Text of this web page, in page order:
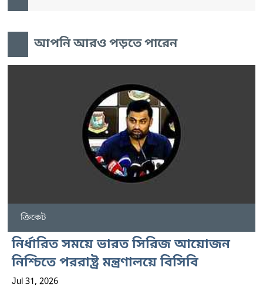
আপনি আরও পড়তে পারেন
ক্রিকেট
নির্ধারিত সময়ে ভারত সিরিজ আয়োজন
নিশ্চিতে পররাষ্ট্র মন্ত্রণালয়ে বিসিবি
Jul 31, 2026